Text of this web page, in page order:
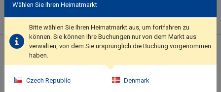
Make use of convenient amenities such as complimentary
vending machine.. Featured amenities include complimentary
wired internet access, dry cleaning/laundry services, and a 24-
hour front desk. Self parking (subject to charges) is available
Standort des Hotels
Wählen Sie Ihren Heimatmarkt
Bitte wählen Sie Ihren Heimatmarkt aus, um fortfahren zu
können. Sie können Ihre Buchungen nur von dem Markt aus
verwalten, von dem Sie ursprünglich die Buchung vorgenommen
haben.
Czech Republic Denmark